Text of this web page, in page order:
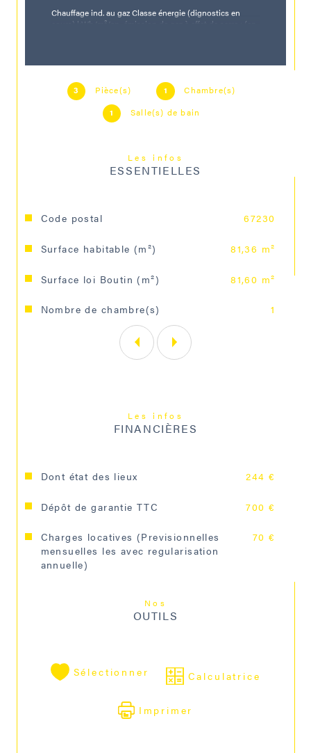
3 Pièce(s) 1 Chambre(s)
1 Salle(s) de bain
Les infos
ESSENTIELLES
Caractéristiques Valeurs
Code postal 67230
Surface habitable (m²) 81,36 m²
Surface loi Boutin (m²) 81,60 m²
Nombre de chambre(s) 1
Chauffage ind. au gaz Classe énergie (dignostics en
cours) kWh/m²/an, émission de gaz à effet de serre : (en
Loyer : 770 € par mois charges comprises, dont 70 € de
provisions sur charges (régularisation annuelle)
Dépôt de garantie : 700 €
Un renseignement, une visite ?
Les informations sur les risques auxquels ce bien est
Les infos
FINANCIÈRES
Dont état des lieux 244 €
Dépôt de garantie TTC 700 €
Charges locatives (Previsionnelles
mensuelles les avec regularisation
annuelle)
70 €
Nos
OUTILS
Sélectionner Calculatrice
Imprimer